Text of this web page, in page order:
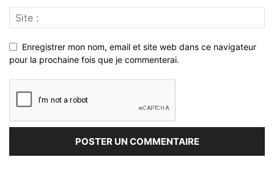
Enregistrer mon nom, email et site web dans ce navigateur
pour la prochaine fois que je commenterai.